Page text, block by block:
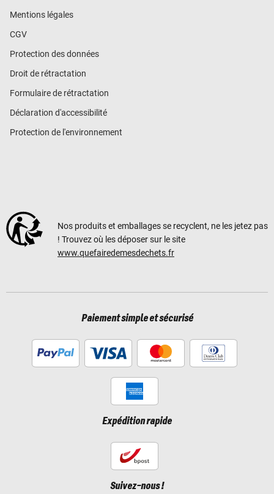
Mentions légales
CGV
Protection des données
Droit de rétractation
Formulaire de rétractation
Déclaration d'accessibilité
Protection de l'environnement
Nos produits et emballages se recyclent, ne les jetez pas
! Trouvez où les déposer sur le site
www.quefairedemesdechets.fr
Paiement simple et sécurisé
Expédition rapide
Suivez-nous !